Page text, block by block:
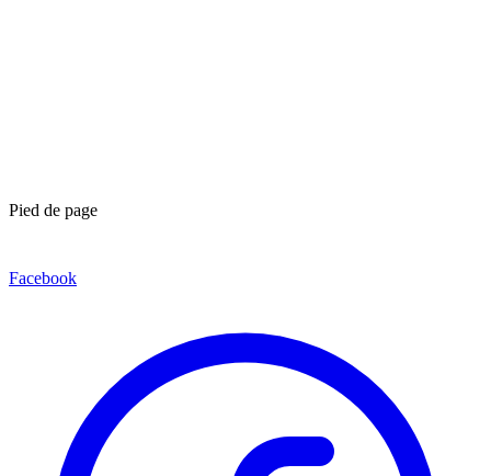
Pied de page
Facebook